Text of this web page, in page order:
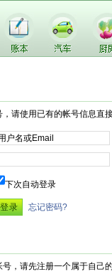
请使用已有的帐号信息直
下次自动登录
忘记密码?
，请先注册一个属于自己的